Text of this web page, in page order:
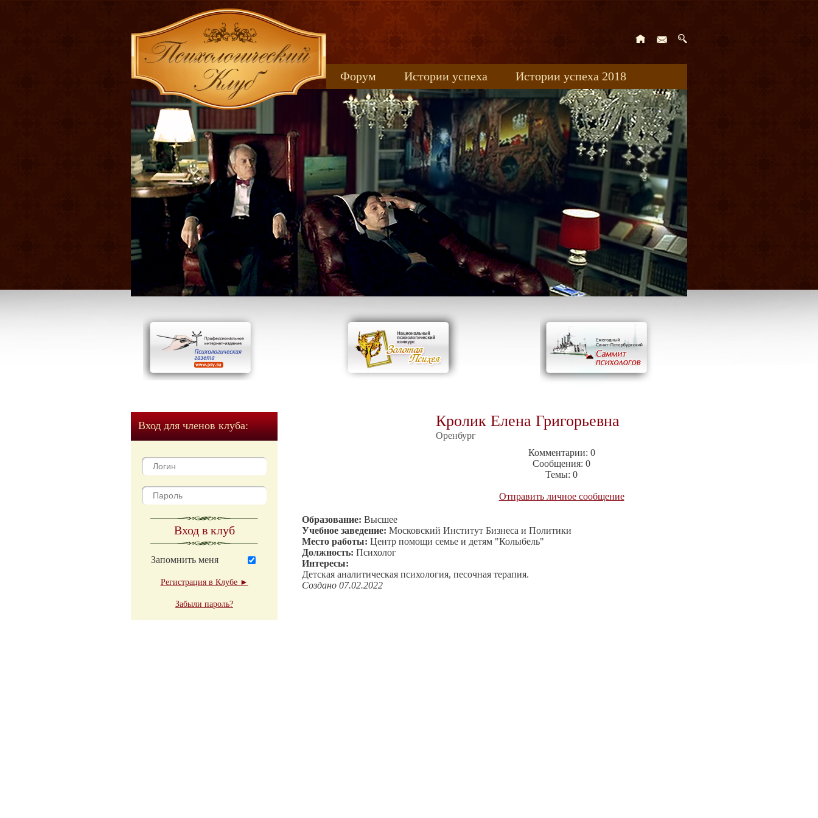
Форум Истории успеха
Истории успеха 2018
Книжные новинки
uspeh_2017
Вход для членов клуба:
Вход в клуб
Запомнить меня
Регистрация в Клубе ►
Забыли пароль?
Кролик Елена Григорьевна
Оренбург
Комментарии: 0
Сообщения: 0
Темы: 0
Отправить личное сообщение
Образование: Высшее
Учебное заведение: Московский Институт Бизнеса и Политики
Место работы: Центр помощи семье и детям "Колыбель"
Должность: Психолог
Интересы:
Детская аналитическая психология, песочная терапия.
Создано 07.02.2022